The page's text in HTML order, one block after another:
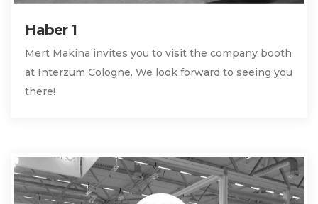
Haber 1
Mert Makina invites you to visit the company booth
at Interzum Cologne. We look forward to seeing you
there!